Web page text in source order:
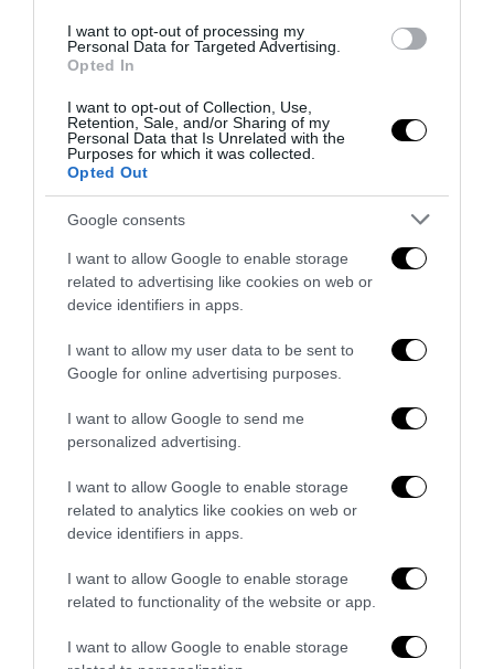
I want to opt-out of processing my
Personal Data for Targeted Advertising.
Opted In
I want to opt-out of Collection, Use,
Retention, Sale, and/or Sharing of my
Personal Data that Is Unrelated with the
Purposes for which it was collected.
Opted Out
Google consents
I want to allow Google to enable storage
related to advertising like cookies on web or
device identifiers in apps.
I want to allow my user data to be sent to
Google for online advertising purposes.
I want to allow Google to send me
personalized advertising.
I want to allow Google to enable storage
related to analytics like cookies on web or
device identifiers in apps.
I want to allow Google to enable storage
related to functionality of the website or app.
I want to allow Google to enable storage
Remigrazione, il Copasir riconosce all’antifascismo il
veto del disordine
La Camera boccia il patentino antifascista per parlare a
5 Agosto 2026